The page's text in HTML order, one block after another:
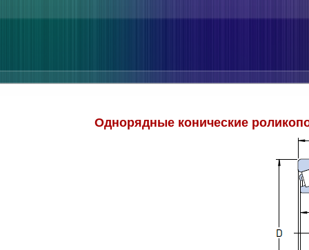
Однорядные конические